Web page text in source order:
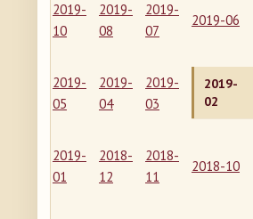
2019-
10
2019-
08
2019-
07
2019-06
2019-
05
2019-
04
2019-
03
2019-
02
2019-
01
2018-
12
2018-
11
2018-10